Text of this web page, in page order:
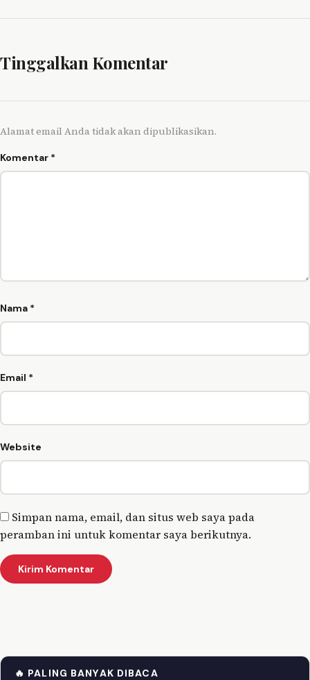
Tinggalkan Komentar
Alamat email Anda tidak akan dipublikasikan.
Komentar *
Nama *
Email *
Website
Simpan nama, email, dan situs web saya pada
peramban ini untuk komentar saya berikutnya.
🔥 PALING BANYAK DIBACA